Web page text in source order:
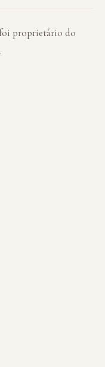
proprietário do